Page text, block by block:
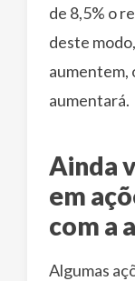
de 8,5% o
deste
aumentem,
aumentará.
Ainda
em
com a
Algumas